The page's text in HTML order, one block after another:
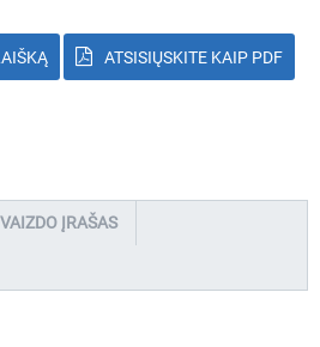
ATSISIŲSKITE KAIP PDF
VAIZDO ĮRAŠAS